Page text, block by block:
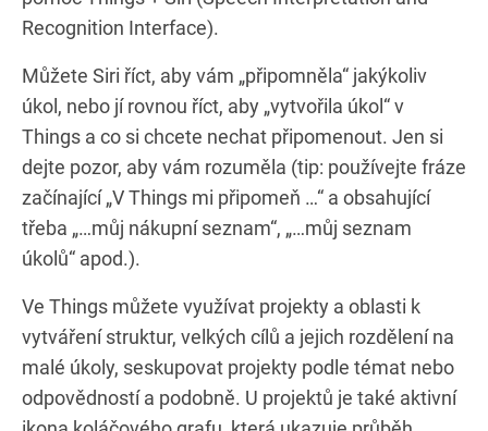
Recognition Interface).
Můžete Siri říct, aby vám „připomněla“ jakýkoliv
úkol, nebo jí rovnou říct, aby „vytvořila úkol“ v
Things a co si chcete nechat připomenout. Jen si
dejte pozor, aby vám rozuměla (tip: používejte fráze
začínající „V Things mi připomeň …“ a obsahující
třeba „…můj nákupní seznam“, „…můj seznam
úkolů“ apod.).
Ve Things můžete využívat projekty a oblasti k
vytváření struktur, velkých cílů a jejich rozdělení na
malé úkoly, seskupovat projekty podle témat nebo
odpovědností a podobně. U projektů je také aktivní